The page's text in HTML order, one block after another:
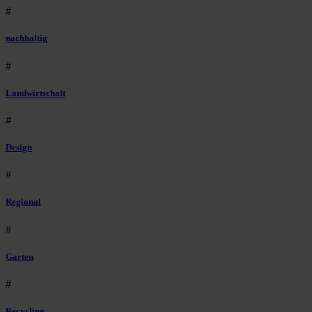
#
nachhaltig
#
Landwirtschaft
#
Design
#
Regional
#
Garten
#